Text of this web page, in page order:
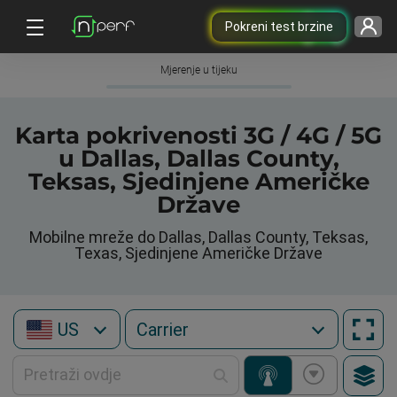
Pokreni test brzine
Mjerenje u tijeku
Karta pokrivenosti 3G / 4G / 5G
u Dallas, Dallas County,
Teksas, Sjedinjene Američke
Države
Mobilne mreže do Dallas, Dallas County, Teksas,
Texas, Sjedinjene Američke Države
US